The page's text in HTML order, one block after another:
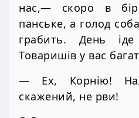
нас,— скоро в
панське, а голод
грабить. День
Товаришів у вас
— Ех, Корнію!
скажений, не рви!